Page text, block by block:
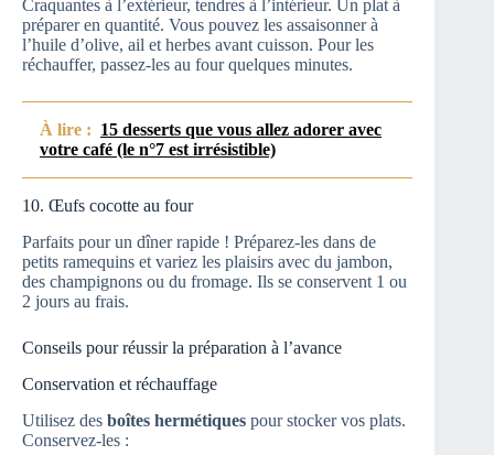
Craquantes à l’extérieur, tendres à l’intérieur. Un plat à
préparer en quantité. Vous pouvez les assaisonner à
l’huile d’olive, ail et herbes avant cuisson. Pour les
réchauffer, passez-les au four quelques minutes.
À lire : 15 desserts que vous allez adorer avec
votre café (le n°7 est irrésistible)
10. Œufs cocotte au four
Parfaits pour un dîner rapide ! Préparez-les dans de
petits ramequins et variez les plaisirs avec du jambon,
des champignons ou du fromage. Ils se conservent 1 ou
2 jours au frais.
Conseils pour réussir la préparation à l’avance
Conservation et réchauffage
Utilisez des boîtes hermétiques pour stocker vos plats.
Conservez-les :